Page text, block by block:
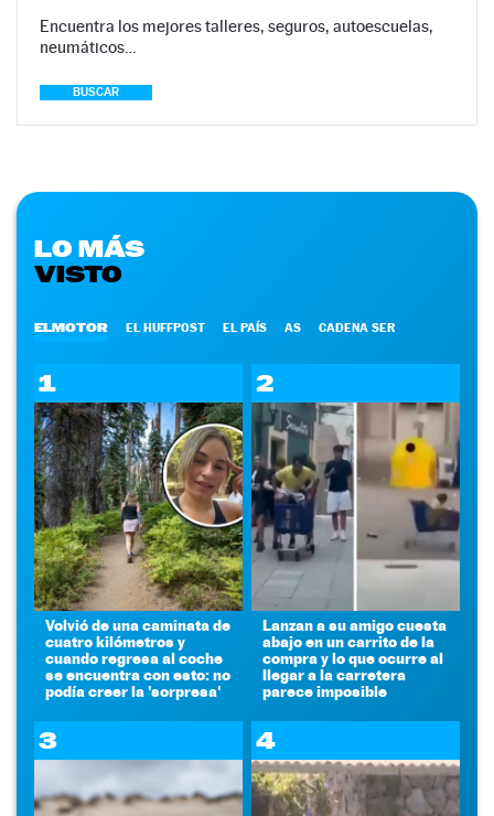
Encuentra los mejores talleres, seguros, autoescuelas,
neumáticos…
BUSCAR
LO MÁS
VISTO
ELMOTOR EL HUFFPOST EL PAÍS AS CADENA SER
1
Volvió de una caminata de
cuatro kilómetros y
cuando regresa al coche
se encuentra con esto: no
podía creer la 'sorpresa'
2
Lanzan a su amigo cuesta
abajo en un carrito de la
compra y lo que ocurre al
llegar a la carretera
parece imposible
3 4